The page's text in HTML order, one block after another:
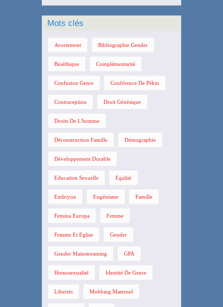
Mots clés
Avortement Bibliographie Gender
Bioéthique Complémentarité
Confusion Genre Conférence De Pékin
Contraception Droit Génésique
Droits De L'homme
Déconstruction Famille Démographie
Développement Durable
Education Sexuelle Egalité
Embryon Eugénisme Famille
Femina Europa Femme
Femme Et Eglise Gender
Gender Mainstreaming GPA
Homosexualité Identité De Genre
Libertés Mobbing Maternel